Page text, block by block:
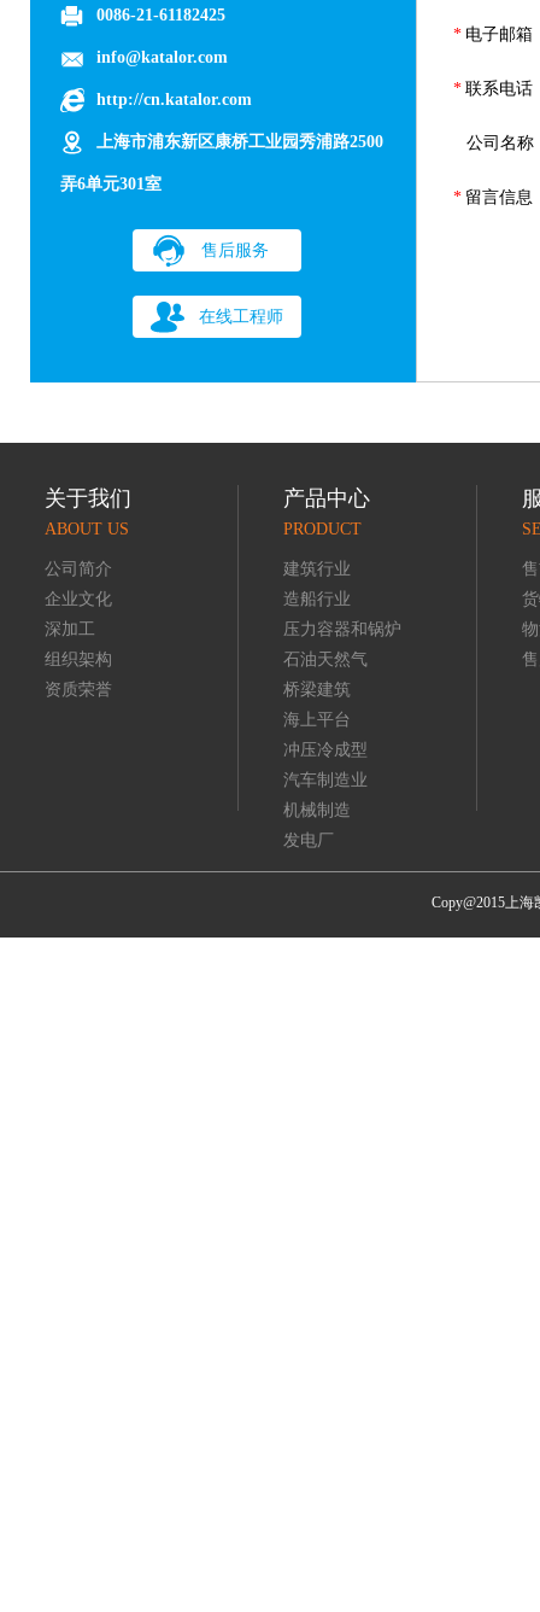
0086-21-61182425
info@katalor.com
http://cn.katalor.com
上海市浦东新区康桥工业园秀浦路2500
弄6单元301室
售后服务
在线工程师
* 电子邮箱
* 联系电话
公司名称
* 留言信息
关于我们
ABOUT US
公司简介
企业文化
深加工
组织架构
资质荣誉
产品中心
PRODUCT
建筑行业
造船行业
压力容器和锅炉
石油天然气
桥梁建筑
海上平台
冲压冷成型
汽车制造业
机械制造
发电厂
Copy@2015上